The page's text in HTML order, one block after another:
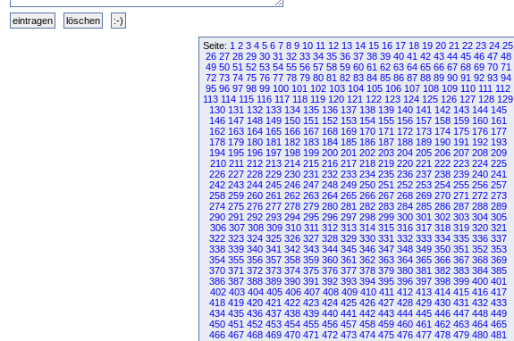
Seite: 1 2 3 4 5 6 7 8 9 10 11 12 13 14 15 16 17 18 19 20 21 22 23 24 25
26 27 28 29 30 31 32 33 34 35 36 37 38 39 40 41 42 43 44 45 46 47 48
49 50 51 52 53 54 55 56 57 58 59 60 61 62 63 64 65 66 67 68 69 70 71
72 73 74 75 76 77 78 79 80 81 82 83 84 85 86 87 88 89 90 91 92 93 94
95 96 97 98 99 100 101 102 103 104 105 106 107 108 109 110 111 112
113 114 115 116 117 118 119 120 121 122 123 124 125 126 127 128 129
130 131 132 133 134 135 136 137 138 139 140 141 142 143 144 145
146 147 148 149 150 151 152 153 154 155 156 157 158 159 160 161
162 163 164 165 166 167 168 169 170 171 172 173 174 175 176 177
178 179 180 181 182 183 184 185 186 187 188 189 190 191 192 193
194 195 196 197 198 199 200 201 202 203 204 205 206 207 208 209
210 211 212 213 214 215 216 217 218 219 220 221 222 223 224 225
226 227 228 229 230 231 232 233 234 235 236 237 238 239 240 241
242 243 244 245 246 247 248 249 250 251 252 253 254 255 256 257
258 259 260 261 262 263 264 265 266 267 268 269 270 271 272 273
274 275 276 277 278 279 280 281 282 283 284 285 286 287 288 289
290 291 292 293 294 295 296 297 298 299 300 301 302 303 304 305
306 307 308 309 310 311 312 313 314 315 316 317 318 319 320 321
322 323 324 325 326 327 328 329 330 331 332 333 334 335 336 337
338 339 340 341 342 343 344 345 346 347 348 349 350 351 352 353
354 355 356 357 358 359 360 361 362 363 364 365 366 367 368 369
370 371 372 373 374 375 376 377 378 379 380 381 382 383 384 385
386 387 388 389 390 391 392 393 394 395 396 397 398 399 400 401
402 403 404 405 406 407 408 409 410 411 412 413 414 415 416 417
418 419 420 421 422 423 424 425 426 427 428 429 430 431 432 433
434 435 436 437 438 439 440 441 442 443 444 445 446 447 448 449
450 451 452 453 454 455 456 457 458 459 460 461 462 463 464 465
466 467 468 469 470 471 472 473 474 475 476 477 478 479 480 481